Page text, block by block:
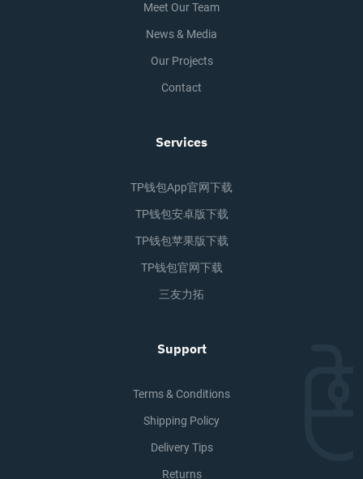
Meet Our Team
News & Media
Our Projects
Contact
Services
TP钱包app官网下载
TP钱包安卓版下载
TP钱包苹果版下载
TP钱包官网下载
三友力拓
Support
Terms & Conditions
Shipping Policy
Delivery Tips
Returns